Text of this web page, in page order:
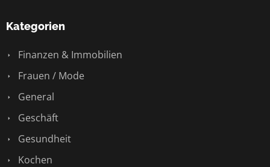
Kategorien
Finanzen & Immobilien
Frauen / Mode
General
Geschäft
Gesundheit
Kochen